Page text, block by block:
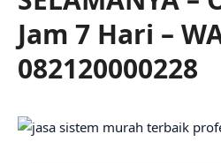
Jam 7 Hari –
082120000228